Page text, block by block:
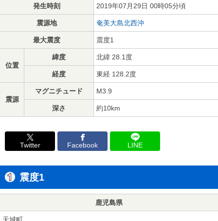
発生時刻 2019年07月29日 00時05分頃
震源地 奄美大島北西沖
最大震度 震度1
位置
緯度 北緯 28.1度
経度 東経 128.2度
震源
マグニチュード M3.9
深さ 約10km
Twitter Facebook LINE
震度1
鹿児島県
天城町